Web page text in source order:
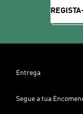
Entrega
Segue a tua